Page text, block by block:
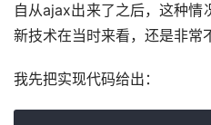
自从ajax出来了之后，这种情
新技术在当时来看，还是非常
我先把实现代码给出：